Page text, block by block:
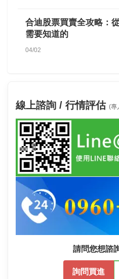
合迪股票買賣全攻略：
需要知道的
04/02
線上諮詢 / 行情評估 (專
請問您想諮
詢問買進